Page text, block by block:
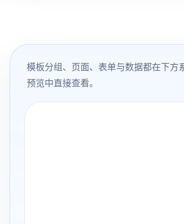
模板分组、页面、表单与数据都在下方
预览中直接查看。